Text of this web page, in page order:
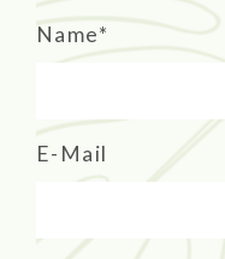
Name*
E-Mail